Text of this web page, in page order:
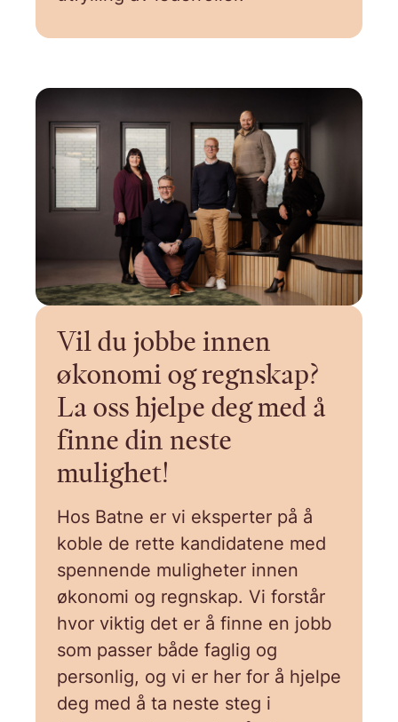
Vil du jobbe innen
økonomi og regnskap?
La oss hjelpe deg med å
finne din neste
mulighet!
Hos Batne er vi eksperter på å
koble de rette kandidatene med
spennende muligheter innen
økonomi og regnskap. Vi forstår
hvor viktig det er å finne en jobb
som passer både faglig og
personlig, og vi er her for å hjelpe
deg med å ta neste steg i